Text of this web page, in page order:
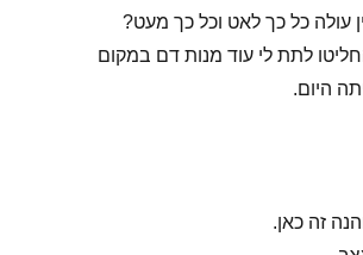
עולה כל כך לאט וכל כך מעט?
לתת לי עוד מנות דם במקום
היום.
זה כאן.